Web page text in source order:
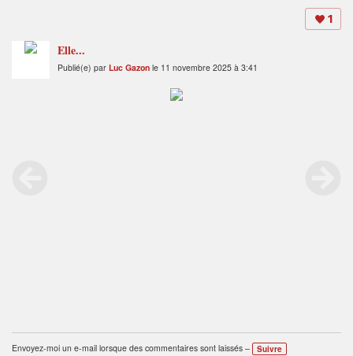
1
Elle...
Publié(e) par Luc Gazon le 11 novembre 2025 à 3:41
Envoyez-moi un e-mail lorsque des commentaires sont laissés – Suivre